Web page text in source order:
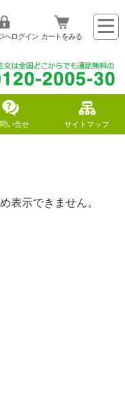
へログイン カートをみる
い合せ サイトマップ
表示できません。